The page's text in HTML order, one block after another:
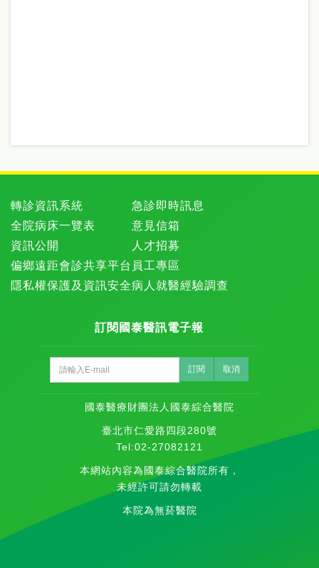
轉診資訊系統
急診即時訊息
全院病床一覽表
意見信箱
資訊公開
人才招募
偏鄉遠距會診共享平台 員工專區
隱私權保護及資訊安全病人就醫經驗調查
訂閱國泰醫訊電子報
訂閱 取消
國泰醫療財團法人國泰綜合醫院
臺北市仁愛路四段280號
Tel:02-27082121
本網站內容為國泰綜合醫院所有，
未經許可請勿轉載
本院為無菸醫院